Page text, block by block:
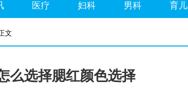
医疗 妇科 男科 育儿
文
么选择腮红颜色选择